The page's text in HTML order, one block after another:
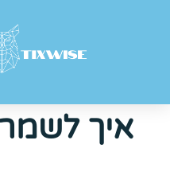
איך לשמר